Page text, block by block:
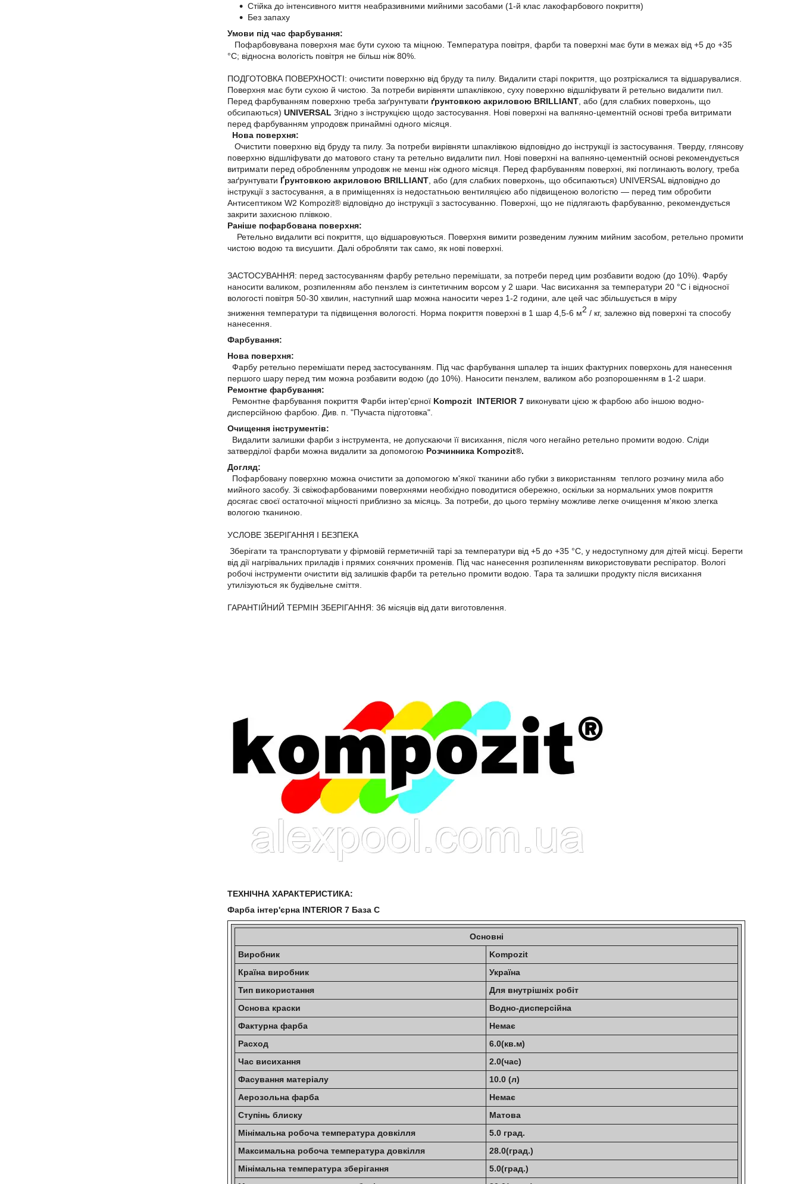
Стійка до інтенсивного миття неабразивними мийними засобами (1-й клас лакофарбового покриття)
Без запаху
Умови під час фарбування:
Пофарбовувана поверхня має бути сухою та міцною. Температура повітря, фарби та поверхні має бути в межах від +5 до +35
°C; відносна вологість повітря не більш ніж 80%.
ПОДГОТОВКА ПОВЕРХНОСТІ: очистити поверхню від бруду та пилу. Видалити старі покриття, що розтріскалися та відшарувалися.
Поверхня має бути сухою й чистою. За потреби вирівняти шпаклівкою, суху поверхню відшліфувати й ретельно видалити пил.
Перед фарбуванням поверхню треба заґрунтувати ґрунтовкою акриловою BRILLIANT , або (для слабких поверхонь, що
обсипаються) UNIVERSAL Згідно з інструкцією щодо застосування. Нові поверхні на вапняно-цементній основі треба витримати
перед фарбуванням упродовж принаймні одного місяця.
Нова поверхня:
Очистити поверхню від бруду та пилу. За потреби вирівняти шпаклівкою відповідно до інструкції із застосування. Тверду, глянсову
поверхню відшліфувати до матового стану та ретельно видалити пил. Нові поверхні на вапняно-цементній основі рекомендується
витримати перед обробленням упродовж не менш ніж одного місяця. Перед фарбуванням поверхні, які поглинають вологу, треба
заґрунтувати Ґрунтовкою акриловою BRILLIANT , або (для слабких поверхонь, що обсипаються) UNIVERSAL відповідно до
інструкції з застосування, а в приміщеннях із недостатньою вентиляцією або підвищеною вологістю — перед тим обробити
Антисептиком W2 Kompozit® відповідно до інструкції з застосуванню. Поверхні, що не підлягають фарбуванню, рекомендується
закрити захисною плівкою.
Раніше пофарбована поверхня:
Ретельно видалити всі покриття, що відшаровуються. Поверхня вимити розведеним лужним мийним засобом, ретельно промити
чистою водою та висушити. Далі обробляти так само, як нові поверхні.
ЗАСТОСУВАННЯ: перед застосуванням фарбу ретельно перемішати, за потреби перед цим розбавити водою (до 10%). Фарбу
наносити валиком, розпиленням або пензлем із синтетичним ворсом у 2 шари. Час висихання за температури 20 °C і відносної
вологості повітря 50-30 хвилин, наступний шар можна наносити через 1-2 години, але цей час збільшується в міру
зниження температури та підвищення вологості. Норма покриття поверхні в 1 шар 4,5-6 м2 / кг, залежно від поверхні та способу
нанесення.
Фарбування:
Нова поверхня:
Фарбу ретельно перемішати перед застосуванням. Під час фарбування шпалер та інших фактурних поверхонь для нанесення
першого шару перед тим можна розбавити водою (до 10%). Наносити пензлем, валиком або розпорошенням в 1-2 шари.
Ремонтне фарбування:
Ремонтне фарбування покриття Фарби інтер'єрної Kompozit INTERIOR 7 виконувати цією ж фарбою або іншою водно-
дисперсійною фарбою. Див. п. "Пучаста підготовка".
Очищення інструментів:
Видалити залишки фарби з інструмента, не допускаючи її висихання, після чого негайно ретельно промити водою. Сліди
затверділої фарби можна видалити за допомогою Розчинника Kompozit®.
Догляд:
Пофарбовану поверхню можна очистити за допомогою м'якої тканини або губки з використанням теплого розчину мила або
мийного засобу. Зі свіжофарбованими поверхнями необхідно поводитися обережно, оскільки за нормальних умов покриття
досягає своєї остаточної міцності приблизно за місяць. За потреби, до цього терміну можливе легке очищення м'якою злегка
вологою тканиною.
УСЛОВЕ ЗБЕРІГАННЯ І БЕЗПЕКА
Зберігати та транспортувати у фірмовій герметичній тарі за температури від +5 до +35 °C, у недоступному для дітей місці. Берегти
від дії нагрівальних приладів і прямих сонячних променів. Під час нанесення розпиленням використовувати респіратор. Вологі
робочі інструменти очистити від залишків фарби та ретельно промити водою. Тара та залишки продукту після висихання
утилізуються як будівельне сміття.
ГАРАНТІЙНИЙ ТЕРМІН ЗБЕРІГАННЯ: 36 місяців від дати виготовлення.
ТЕХНІЧНА ХАРАКТЕРИСТИКА:
Фарба інтер'єрна INTERIOR 7 База С
Основні
Виробник
Kompozit
Країна виробник
Україна
Тип використання
Для внутрішніх робіт
Основа краски
Водно-дисперсійна
Фактурна фарба
Немає
Расход
6.0(кв.м)
Час висихання
2.0(час)
Фасування матеріалу
10.0 (л)
Аерозольна фарба
Немає
Ступінь блиску
Матова
Мінімальна робоча температура довкілля
5.0 град.
Максимальна робоча температура довкілля
28.0(град.)
Мінімальна температура зберігання
5.0(град.)